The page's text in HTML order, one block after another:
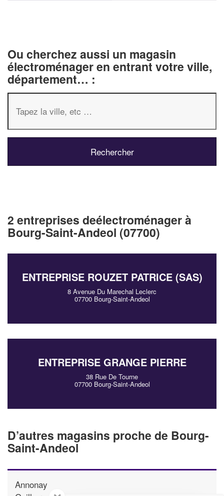
Ou cherchez aussi un magasin
électroménager en entrant votre ville,
département… :
2 entreprises deélectroménager à
Bourg-Saint-Andeol (07700)
ENTREPRISE ROUZET PATRICE (SAS)
8 Avenue Du Marechal Leclerc
07700 Bourg-Saint-Andeol
ENTREPRISE GRANGE PIERRE
38 Rue De Tourne
07700 Bourg-Saint-Andeol
D’autres magasins proche de Bourg-
Saint-Andeol
Annonay